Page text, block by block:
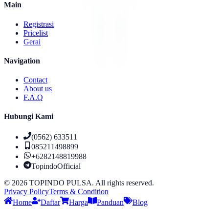
Main
Registrasi
Pricelist
Gerai
Navigation
Contact
About us
F.A.Q
Hubungi Kami
(0562) 633511
085211498899
+6282148819988
TopindoOfficial
© 2026 TOPINDO PULSA. All rights reserved.
Privacy PolicyTerms & Condition
Home
Daftar Harga Panduan Blog